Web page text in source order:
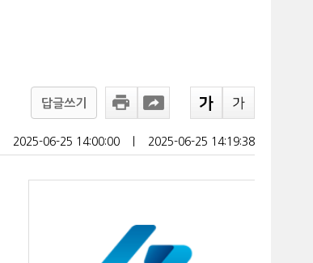
답글쓰기
2025-06-25 14:00:00 2025-06-25 14:19:38